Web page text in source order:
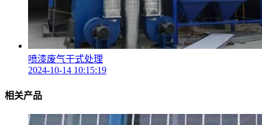
喷漆废气干式处理
2024-10-14 10:15:19
相关产品